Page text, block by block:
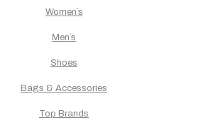
Women`s
Men`s
Shoes
Bags & Accessories
Top Brands